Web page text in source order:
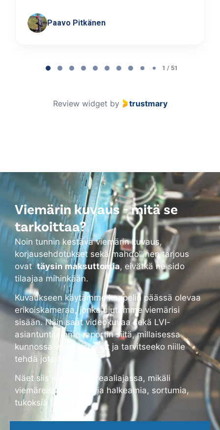
Paavo Pitkänen
1 / 51
Review widget by trustmary
Viemärin kuvaus - mitä se
tarkoittaa?
Noin tunnin kestävä viemärin kuvaus,
korjausehdotukset sekä mahdollinen tarjous
ovat täysin maksuttomia, eivätkä ne sido
tilaajaa mihinkään.
Kuvaukseen käytämme kaapelin päässä olevaa
erikoiskameraa, jonka ujutamme viemärisi
sisään. Näin saat videokuvaa sekä LVI-
asiantuntijamme raportin siitä, millaisessa
kunnossa viemärisi ovat ja tarvitseeko niille
tehdä jotain.
Näet siis monitorilta reaaliajassa, mikäli
viemäreissä on alkavia halkeamia, sortumia,
tukoksia tai vuotoja.